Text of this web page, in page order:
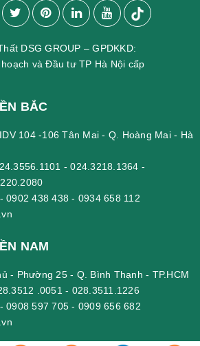
DSG GROUP – GPDKKD:
và Đầu tư TP Hà Nội cấp
BẮC
104 -106 Tân Mai - Q. Hoàng Mai - Hà
-024.3218.1364 -
- 0902 438 438 - 0934 658 112
NAM
- Phường 25 - Q. Bình Thạnh - TP.HCM
.0051 - 028.3511.1226
- 0908 597 705 - 0909 656 682